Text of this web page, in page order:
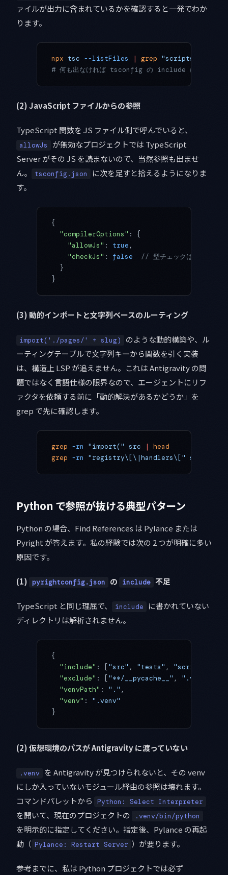
ァイルが出力に含まれているかを確認すると一発でわか
ります。
npx tsc --listFiles | grep "scripts/
# 何も出なければ tsconfig の include に追加が必
(2) JavaScript ファイルからの参照
TypeScript 関数を JS ファイル側で呼んでいると、
allowJs
が無効なプロジェクトでは TypeScript
Server がその JS を読まないので、当然参照も出ませ
ん。
tsconfig.json
に次を足すと拾えるようになりま
す。
{
  "compilerOptions"
: {
    "allowJs"
: true ,
    "checkJs"
: false
// 型チェックは不要なら
  }
}
(3) 動的インポートと文字列ベースのルーティング
import('./pages/' + slug)
のような動的構築や、ル
ーティングテーブルで文字列キーから関数を引く実装
は、構造上 LSP が追えません。これは Antigravity の問
題ではなく言語仕様の限界なので、エージェントにリフ
ァクタを依頼する前に「動的解決があるかどうか」を
grep で先に確認します。
grep -rn "import(" src |
head
grep -rn "registry\[\|handlers\[" src
Python で参照が抜ける典型パターン
Python の場合、Find References は Pylance または
Pyright が答えます。私の経験では次の 2 つが明確に多い
原因です。
(1) pyrightconfig.json の include 不足
TypeScript と同じ理屈で、 include
に書かれていない
ディレクトリは解析されません。
{
  "include"
: [ "src" , "tests" , "scripts"
  "exclude"
: [ "**/__pycache__" , ".venv"
  "venvPath"
: "." ,
  "venv"
: ".venv"
}
(2) 仮想環境のパスが Antigravity に渡っていない
.venv を Antigravity が見つけられないと、その venv
にしか入っていないモジュール経由の参照は壊れます。
コマンドパレットから
Python: Select Interpreter
を開いて、現在のプロジェクトの .venv/bin/python
を明示的に指定してください。指定後、Pylance の再起
動（ Pylance: Restart Server ）が要ります。
参考までに、私は Python プロジェクトでは必ず